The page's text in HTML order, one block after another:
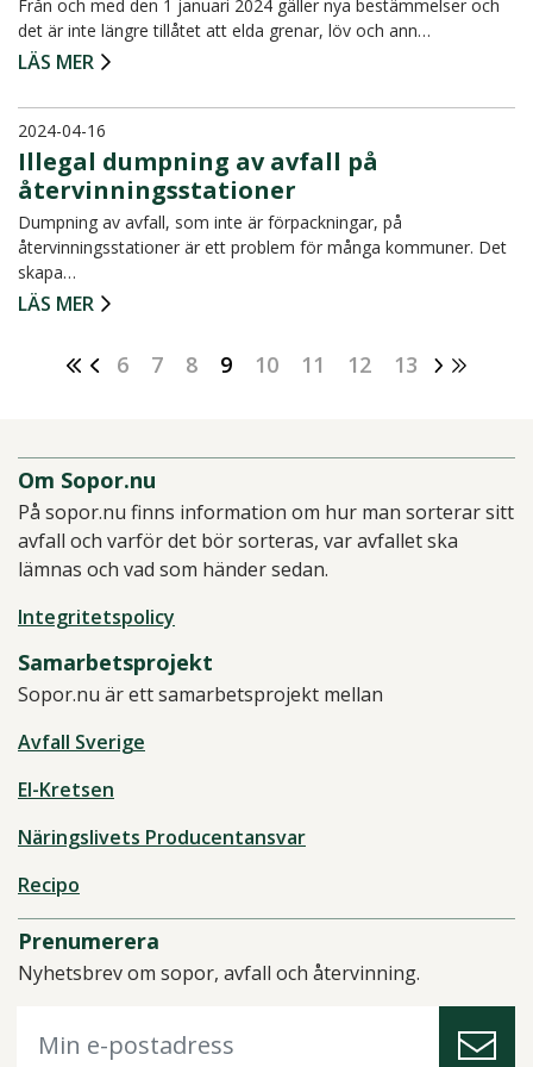
Från och med den 1 januari 2024 gäller nya bestämmelser och
det är inte längre tillåtet att elda grenar, löv och ann…
LÄS MER
2024-04-16
Illegal dumpning av avfall på
återvinningsstationer
Dumpning av avfall, som inte är förpackningar, på
återvinningsstationer är ett problem för många kommuner. Det
skapa…
LÄS MER
6 7 8 9 10 11 12 13
Om Sopor.nu
På sopor.nu finns information om hur man sorterar sitt
avfall och varför det bör sorteras, var avfallet ska
lämnas och vad som händer sedan.
Integritetspolicy
Samarbetsprojekt
Sopor.nu är ett samarbetsprojekt mellan
Avfall Sverige
El-Kretsen
Näringslivets Producentansvar
Recipo
Prenumerera
Nyhetsbrev om sopor, avfall och återvinning.